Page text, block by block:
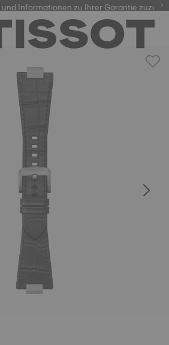
Informationen zu Ihrer Garantie